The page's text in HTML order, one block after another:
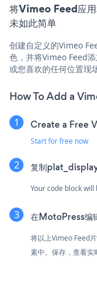
将Vimeo Feed应
未如此简单
创建自定义的Vimeo
色，并将Vimeo Feed
或您喜欢的任何位置现场
How To Add a
Create a Free
Start for free now
复制
Your code block
在MotoPress编
将以上Vimeo Feed
素中。保存，查看实